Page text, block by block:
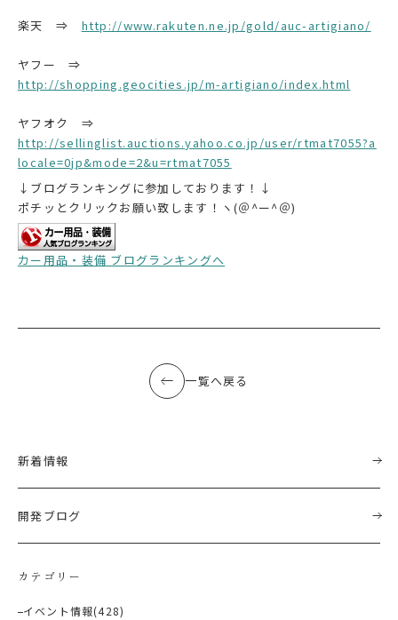
楽天 ⇒ http://www.rakuten.ne.jp/gold/auc-artigiano/
ヤフー ⇒
http://shopping.geocities.jp/m-artigiano/index.html
ヤフオク ⇒
http://sellinglist.auctions.yahoo.co.jp/user/rtmat7055?a
locale=0jp&mode=2&u=rtmat7055
↓ブログランキングに参加しております！↓
ポチッとクリックお願い致します！ヽ(＠^ー^＠)
カー用品・装備 ブログランキングへ
一覧へ戻る
新着情報
開発ブログ
カテゴリー
イベント情報(428)